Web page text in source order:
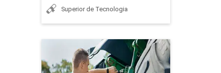
Superior de Tecnologia
Mecanização em
Agricultura de Precisão